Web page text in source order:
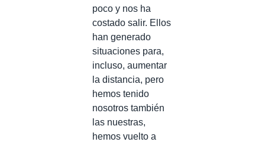
poco y nos ha
costado salir. Ellos
han generado
situaciones para,
incluso, aumentar
la distancia, pero
hemos tenido
nosotros también
las nuestras,
hemos vuelto a